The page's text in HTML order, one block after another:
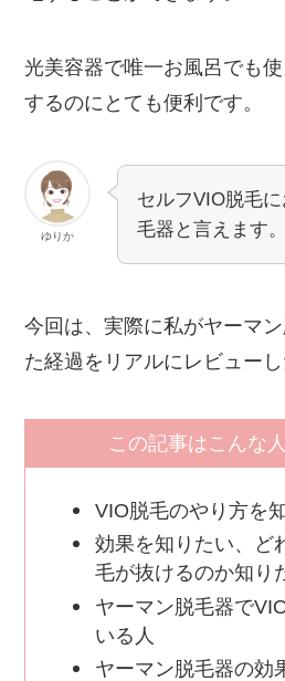
光美容器で唯一お風呂でも
するのにとても便利です。
ゆりか
セルフVIO脱毛
毛器と言えます。
今回は、実際に私がヤーマ
た経過をリアルにレビューし
この記事はこんな
VIO脱毛のやり方を
効果を知りたい、ど
毛が抜けるのか知り
ヤーマン脱毛器で
いる人
ヤーマン脱毛器の効